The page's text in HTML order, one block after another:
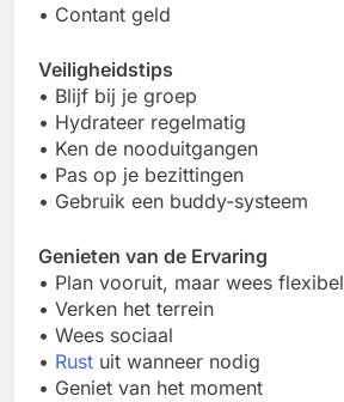
• Contant geld
Veiligheidstips
• Blijf bij je groep
• Hydrateer regelmatig
• Ken de nooduitgangen
• Pas op je bezittingen
• Gebruik een buddy-systeem
Genieten van de Ervaring
• Plan vooruit, maar wees flexibel
• Verken het terrein
• Wees sociaal
• Rust uit wanneer nodig
• Geniet van het moment